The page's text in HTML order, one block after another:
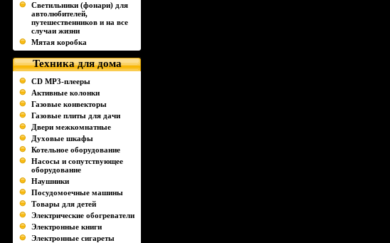
Светильники (фонари) для
автолюбителей,
путешественников и на все
случаи жизни
Мятая коробка
Техника для дома
CD MP3-плееры
Активные колонки
Газовые конвекторы
Газовые плиты для дачи
Двери межкомнатные
Духовые шкафы
Котельное оборудование
Насосы и сопутствующее
оборудование
Наушники
Посудомоечные машины
Товары для детей
Электрические обогреватели
Электронные книги
Электронные сигареты